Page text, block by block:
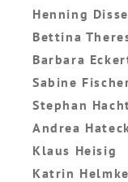
Henning
Bettina
Barbara
Sabine
Stephan
Andrea
Klaus Heisig
Katrin